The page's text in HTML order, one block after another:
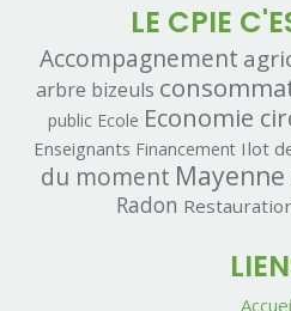
LE CPIE
Accompagnement
arbre bizeuls
public Ecole Economie
Enseignants Financement Ilot
du moment Mayenne
Radon